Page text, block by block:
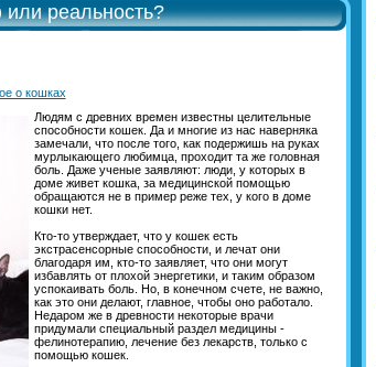
реальность?
о кошках
Людям с древних времен известны целительные
способности кошек. Да и многие из нас наверняка
замечали, что после того, как подержишь на руках
мурлыкающего любимца, проходит та же головная
боль. Даже ученые заявляют: люди, у которых в
доме живет кошка, за медицинской помощью
обращаются не в пример реже тех, у кого в доме
кошки нет.
Кто-то утверждает, что у кошек есть
экстрасенсорные способности, и лечат они
благодаря им, кто-то заявляет, что они могут
избавлять от плохой энергетики, и таким образом
успокаивать боль. Но, в конечном счете, не важно,
как это они делают, главное, чтобы оно работало.
Недаром же в древности некоторые врачи
придумали специальный раздел медицины -
фелинотерапию, лечение без лекарств, только с
помощью кошек.